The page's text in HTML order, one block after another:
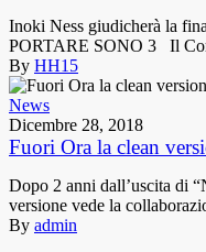
Inoki Ness giudicherà la
PORTARE SONO 3 Il
By HH15
News
Dicembre 28, 2018
Fuori Ora la clean
Dopo 2 anni dall’uscita di
versione vede la
By admin